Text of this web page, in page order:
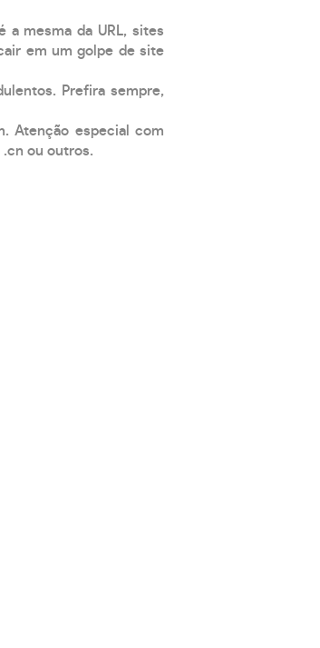
mesma da URL, sites
em um golpe de site
Prefira sempre,
Atenção especial com
ou outros.